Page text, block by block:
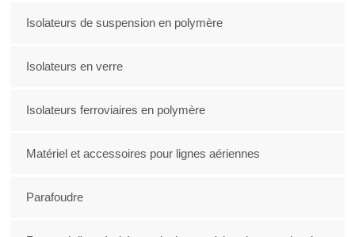
Isolateurs de suspension en polymère
Isolateurs en verre
Isolateurs ferroviaires en polymère
Matériel et accessoires pour lignes aériennes
Parafoudre